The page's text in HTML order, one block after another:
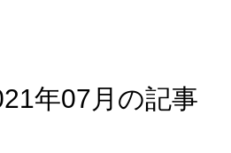
年07月の記事